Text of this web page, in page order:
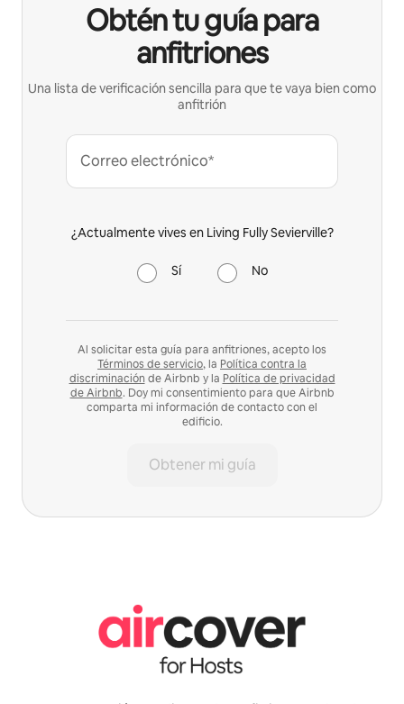
Obtén tu guía para
anfitriones
Una lista de verificación sencilla para que te vaya bien como
anfitrión
Correo electrónico*
¿Actualmente vives en Living Fully Sevierville?
Sí No
Al solicitar esta guía para anfitriones, acepto los
Términos de servicio, la Política contra la
discriminación de Airbnb y la Política de privacidad
de Airbnb. Doy mi consentimiento para que Airbnb
comparta mi información de contacto con el
edificio.
Obtener mi guía